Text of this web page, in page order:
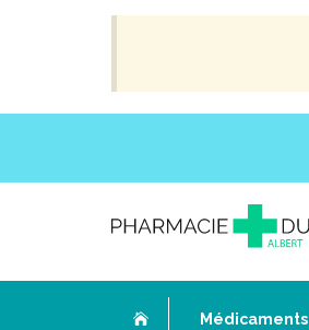
Médicaments